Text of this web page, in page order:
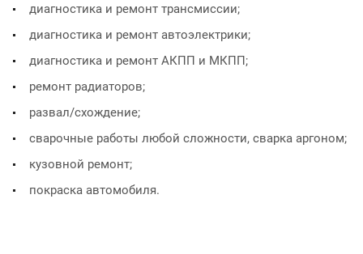
диагностика и ремонт трансмиссии;
диагностика и ремонт автоэлектрики;
диагностика и ремонт АКПП и МКПП;
ремонт радиаторов;
развал/схождение;
сварочные работы любой сложности, сварка аргоном;
кузовной ремонт;
покраска автомобиля.